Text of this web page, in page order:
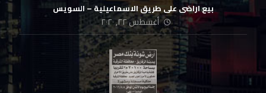
بيع اراضى على طريق الاسماعيلية – السويس
أغسطس ٢٢, ٢٠٢٠